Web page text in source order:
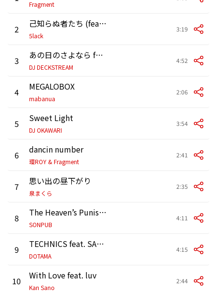
Fragment
2 己知らぬ者たち (feat. PUNPEE)
5lack
3:19
3 あの日のさよなら feat. 鷲尾伶菜
DJ DECKSTREAM
4:52
4 MEGALOBOX
mabanua
2:06
5 Sweet Light
DJ OKAWARI
3:54
6 dancin number
環ROY & Fragment
2:41
7 思い出の昼下がり
泉まくら
2:35
8 The Heaven’s Punishment
SONPUB
4:11
9 TECHNICS feat. SAM, MAKA & NAIKA MC
DOTAMA
4:15
10 With Love feat. luv
Kan Sano
2:44